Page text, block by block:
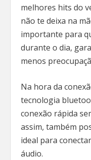
melhores hits do
não te deixa na
importante para
durante o dia,
menos
Na hora da
tecnologia
conexão rápida
assim, também
ideal para
áudio.